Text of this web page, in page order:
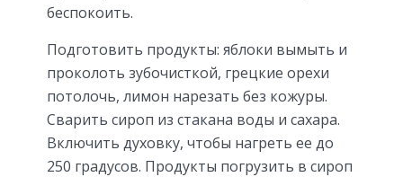
беспокоить.
Подготовить продукты: яблоки вымыть и
проколоть зубочисткой, грецкие орехи
потолочь, лимон нарезать без кожуры.
Сварить сироп из стакана воды и сахара.
Включить духовку, чтобы нагреть ее до
250 градусов. Продукты погрузить в сироп